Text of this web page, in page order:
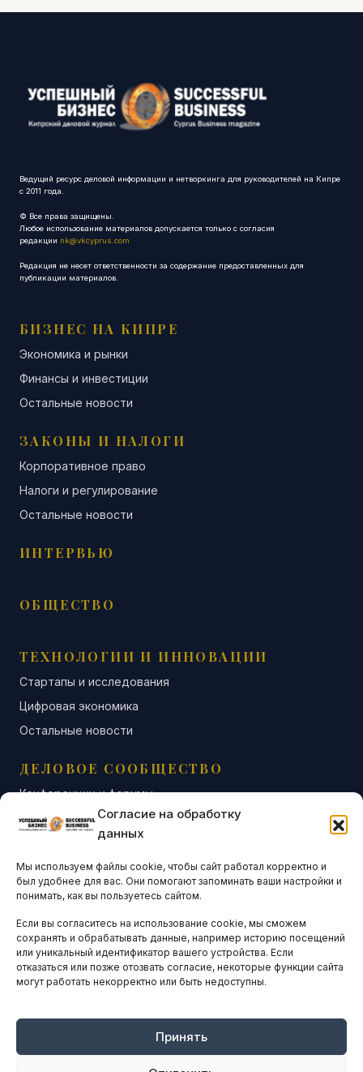
Согласие на обработку
данных
Мы используем файлы cookie, чтобы сайт работал корректно и
был удобнее для вас. Они помогают запоминать ваши настройки и
понимать, как вы пользуетесь сайтом.
Если вы согласитесь на использование cookie, мы сможем
сохранять и обрабатывать данные, например историю посещений
или уникальный идентификатор вашего устройства. Если
отказаться или позже отозвать согласие, некоторые функции сайта
могут работать некорректно или быть недоступны.
Принять
Ведущий ресурс деловой информации и нетворкинга для руководителей на Кипре
с 2011 года.
© Все права защищены.
Любое использование материалов допускается только с согласия
редакции nk@vkcyprus.com
Редакция не несет ответственности за содержание предоставленных для
публикации материалов.
БИЗНЕС НА КИПРЕ
Экономика и рынки
Финансы и инвестиции
Остальные новости
ЗАКОНЫ И НАЛОГИ
Корпоративное право
Налоги и регулирование
Остальные новости
ИНТЕРВЬЮ
ОБЩЕСТВО
ТЕХНОЛОГИИ И ИННОВАЦИИ
Стартапы и исследования
Цифровая экономика
Остальные новости
ДЕЛОВОЕ СООБЩЕСТВО
Конференции и форумы
Бизнес-клубы и ассоциации
Остальные новости
АНАЛИТИКА И СТАТИСТИКА
ARTICLES IN ENGLISH
НАВИГАЦИЯ
Оплата онлайн